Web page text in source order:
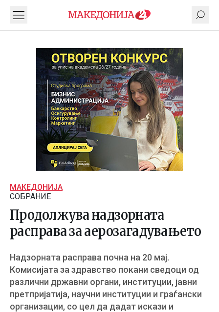
МАКЕДОНИЈА
СОБРАНИЕ
Продолжува надзорната
расправа за аерозагадувањето
Надзорната расправа почна на 20 мај.
Комисијата за здравство покани сведоци од
различни државни органи, институции, јавни
претпријатија, научни институции и граѓански
организации, со цел да дадат искази и